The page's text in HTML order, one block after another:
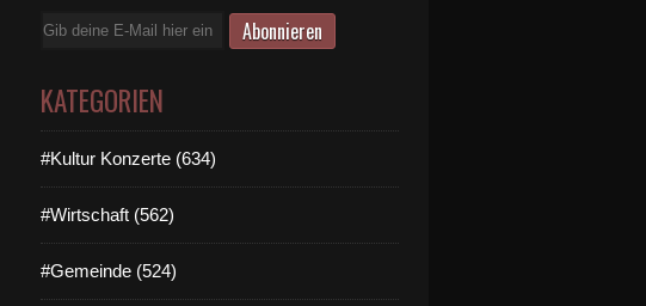
E-
KATEGORIEN
#Kultur Konzerte (634)
#Wirtschaft (562)
#Gemeinde (524)